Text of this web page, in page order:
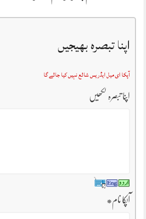
اپنا تبصرہ بھیجیں
آپکا ای میل ایڈریس شائع نہیں کیا جائے گا
اپنا تبصرہ لکھیں
آپکا نام*